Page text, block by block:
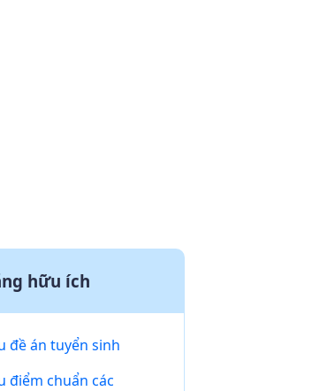
hữu ích
đề án tuyển sinh
điểm chuẩn các